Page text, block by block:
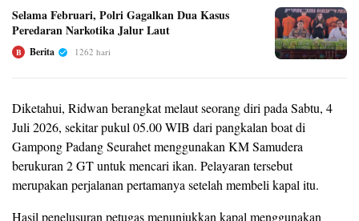
Selama Februari, Polri Gagalkan Dua Kasus
Peredaran Narkotika Jalur Laut
B Berita 1262 hari
Diketahui, Ridwan berangkat melaut seorang diri pada Sabtu, 4
Juli 2026, sekitar pukul 05.00 WIB dari pangkalan boat di
Gampong Padang Seurahet menggunakan KM Samudera
berukuran 2 GT untuk mencari ikan. Pelayaran tersebut
merupakan perjalanan pertamanya setelah membeli kapal itu.
Hasil penelusuran petugas menunjukkan kapal menggunakan